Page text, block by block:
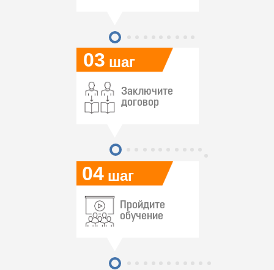
04
03 шаг
шаг
Заключите
договор
Пройдите
обучение